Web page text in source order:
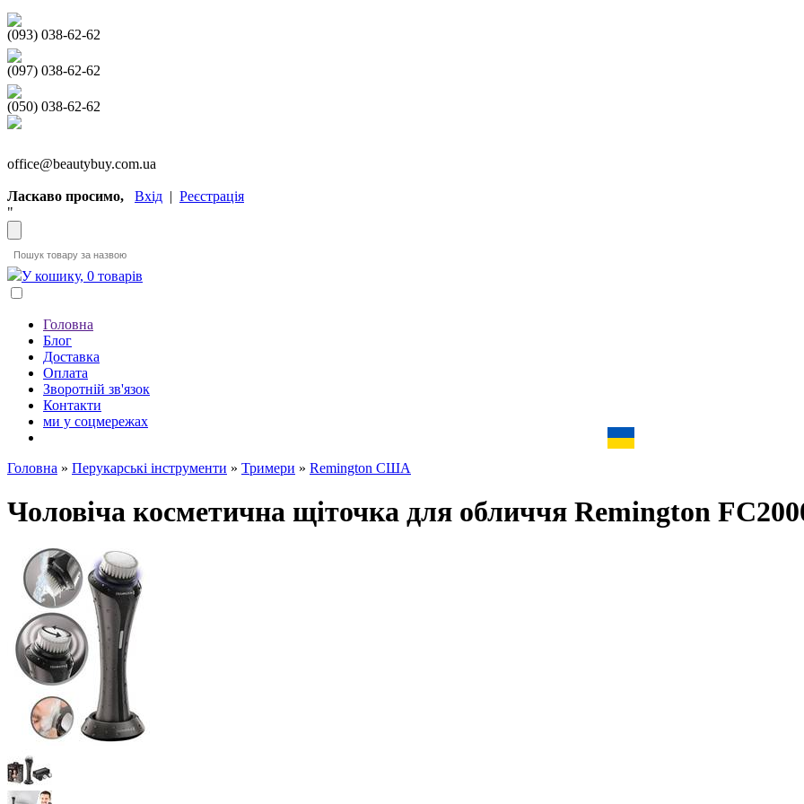
(093) 038-62-62
(097) 038-62-62
(050) 038-62-62
office@beautybuy.com.ua
Ласкаво просимо, Вхід | Реєстрація
"
У кошику, 0 товарів
Головна
Блог
Доставка
Оплата
Зворотній зв'язок
Контакти
ми у соцмережах
Головна » Перукарські інструменти » Тримери » Remington США
Чоловіча косметична щіточка для обличчя Remington